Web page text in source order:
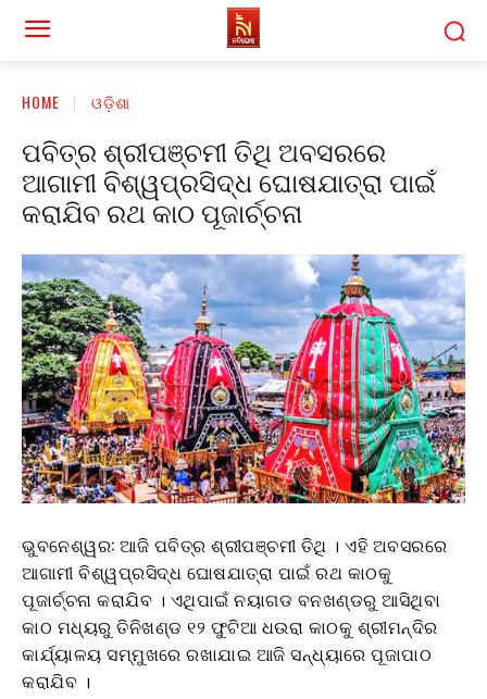
HOME ଓଡ଼ିଶା
ପବିତ୍ର ଶ୍ରୀପଞ୍ଚମୀ ତିଥି ଅବସରରେ
ଆଗାମୀ ବିଶ୍ୱପ୍ରସିଦ୍ଧ ଘୋଷଯାତ୍ରା ପାଇଁ
କରାଯିବ ରଥ କାଠ ପୂଜାର୍ଚ୍ଚନା
ଭୁବନେଶ୍ୱର: ଆଜି ପବିତ୍ର ଶ୍ରୀପଞ୍ଚମୀ ତିଥି । ଏହି ଅବସରରେ
ଆଗାମୀ ବିଶ୍ୱପ୍ରସିଦ୍ଧ ଘୋଷଯାତ୍ରା ପାଇଁ ରଥ କାଠକୁ
ପୂଜାର୍ଚ୍ଚନା କରାଯିବ । ଏଥିପାଇଁ ନୟାଗଡ ବନଖଣ୍ଡରୁ ଆସିଥିବା
କାଠ ମଧ୍ୟରୁ ତିନିଖଣ୍ଡ ୧୨ ଫୁଟିଆ ଧଉରା କାଠକୁ ଶ୍ରୀମନ୍ଦିର
କାର୍ଯ୍ୟାଳୟ ସମ୍ମୁଖରେ ରଖାଯାଇ ଆଜି ସନ୍ଧ୍ୟାରେ ପୂଜାପାଠ
କରାଯିବ ।